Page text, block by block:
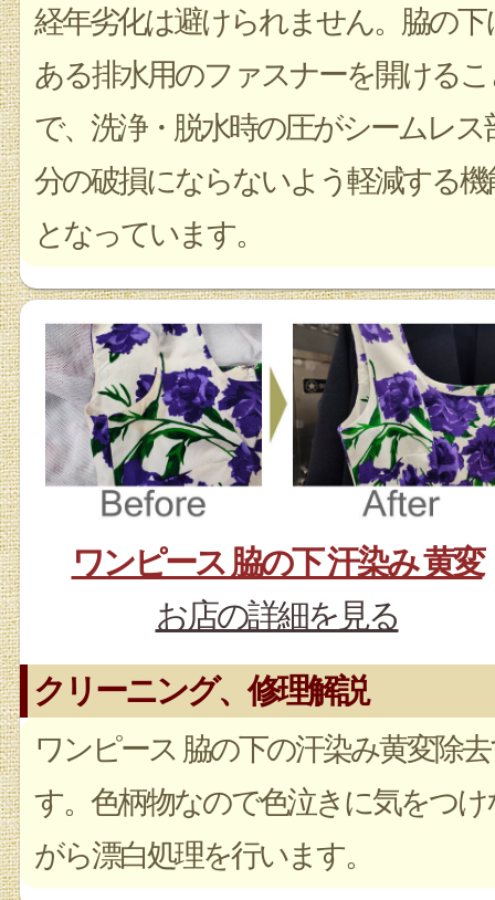
経年劣化は避けられません。脇の下
ある排水用のファスナーを開ける
で、洗浄・脱水時の圧がシームレス
分の破損にならないよう軽減する機
となっています。
ワンピース 脇の下 汗染み 黄変
お店の詳細を見る
クリーニング、修理解説
ワンピース 脇の下の汗染み黄変除
す。色柄物なので色泣きに気をつけ
がら漂白処理を行います。